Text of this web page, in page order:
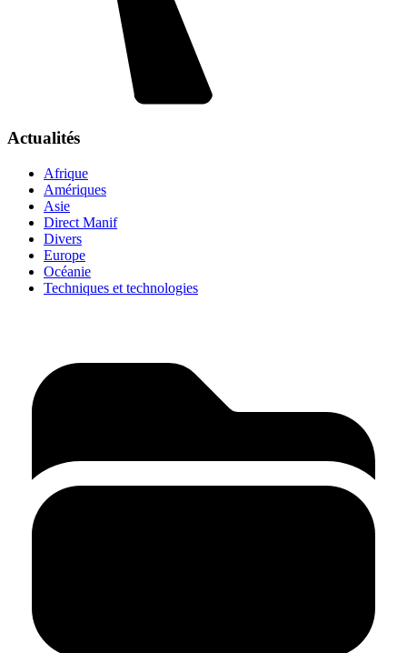
Actualités
Afrique
Amériques
Asie
Direct Manif
Divers
Europe
Océanie
Techniques et technologies